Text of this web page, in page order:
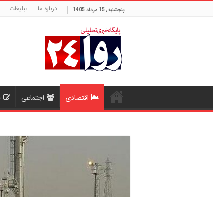
پنجشنبه , 15 مرداد 1405 درباره ما تبلیغات
اقتصادی اجتماعی